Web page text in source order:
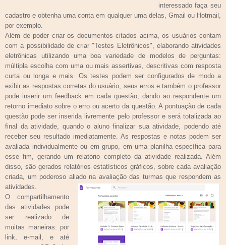
interessado faça seu
cadastro e obtenha uma conta em qualquer uma delas, Gmail ou Hotmail,
por exemplo.
Além de poder criar os documentos citados acima, os usuários contam
com a possibilidade de criar "Testes Eletrônicos", elaborando atividades
eletrônicas utilizando uma boa variedade de modelos de perguntas:
múltipla escolha com uma ou mais assertivas, descritivas com resposta
curta ou longa e mais. Os testes podem ser configurados de modo a
exibir as respostas corretas do usuário, seus erros e também o professor
pode inserir um feedback em cada questão, dando ao respondente um
retorno imediato sobre o erro ou acerto da questão. A pontuação de cada
questão pode ser inserida livremente pelo professor e será totalizada ao
final da atividade, quando o aluno finalizar sua atividade, podendo até
receber seu resultado imediatamente. As respostas e notas podem ser
avaliada individualmente ou em grupo, em uma planilha específica para
esse fim, gerando um relatório completo da atividade realizada. Além
disso, são gerados relatórios estatísticos gráficos, sobre cada avaliação
criada, um poderoso aliado na avaliação das turmas que respondem as
atividades.
O compartilhamento
das atividades pode
ser realizado de
muitas maneiras: por
link, e-mail, e até